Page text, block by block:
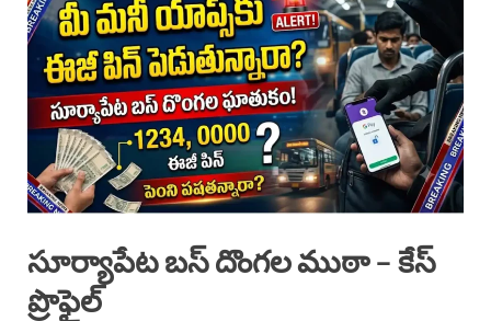
సూర్యాపేట బస్ దొంగల ముఠా – కేస్
ప్రొఫైల్